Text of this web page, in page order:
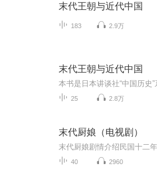
末代王朝与近代中国
183 2.9万
末代王朝与近代中国
25 2.8万
末代厨娘（电视剧）
40 2960